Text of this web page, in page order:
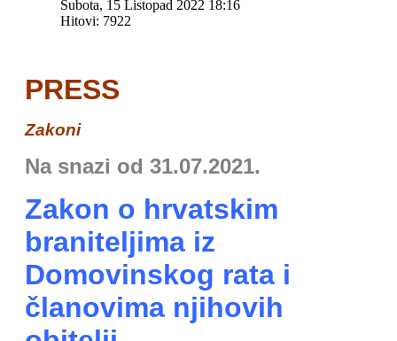
Subota, 15 Listopad 2022 18:16
Hitovi: 7922
PRESS
Zakoni
Na snazi od 31.07.2021.
Zakon o hrvatskim
braniteljima iz
Domovinskog rata i
članovima njihovih